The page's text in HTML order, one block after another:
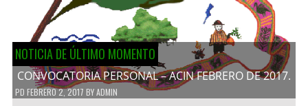
NOTICIA DE ÚLTIMO MOMENTO
CONVOCATORIA PERSONAL – ACIN FEBRERO DE 2017.
PD FEBRERO 2, 2017 BYADMIN